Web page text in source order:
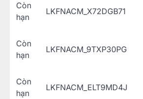
Còn
hạn
LKFNACM_X72DGB71
Còn
hạn
LKFNACM_9TXP30PG
Còn
hạn
LKFNACM_ELT9MD4J